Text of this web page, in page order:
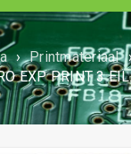
› Printmateriaal ›
EXP PRINT 3